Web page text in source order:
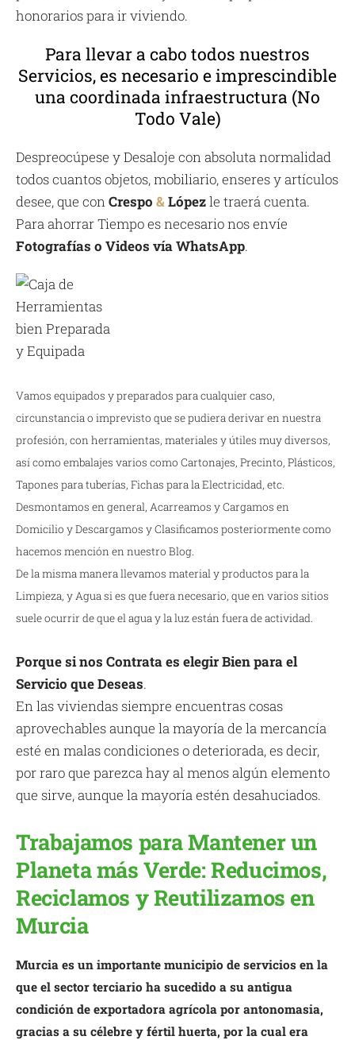
honorarios para ir viviendo.
Para llevar a cabo todos nuestros
Servicios, es necesario e imprescindible
una coordinada infraestructura (No
Todo Vale)
Despreocúpese y Desaloje con absoluta normalidad
todos cuantos objetos, mobiliario, enseres y artículos
desee, que conCrespo &Lópezle traerá cuenta.
Para ahorrar Tiempo es necesario nos envíe
Fotografías o Videos vía WhatsApp.
Vamos equipados y preparados para cualquier caso,
circunstancia o imprevisto que se pudiera derivar en nuestra
profesión, con herramientas, materiales y útiles muy diversos,
así como embalajes varios como Cartonajes, Precinto, Plásticos,
Tapones para tuberías, Fichas para la Electricidad, etc.
Desmontamos en general, Acarreamos y Cargamos en
Domicilio y Descargamos y Clasificamos posteriormente como
hacemos mención en nuestro Blog.
De la misma manera llevamos material y productos para la
Limpieza, y Agua si es que fuera necesario, que en varios sitios
suele ocurrir de que el agua y la luz están fuera de actividad.
Porque si nos Contrata es elegir Bien para el
Servicio que Deseas.
En las viviendas siempre encuentras cosas
aprovechables aunque la mayoría de la mercancía
esté en malas condiciones o deteriorada, es decir,
por raro que parezca hay al menos algún elemento
que sirve, aunque la mayoría estén desahuciados.
Trabajamos para Mantener un
Planeta más Verde: Reducimos,
Reciclamos y Reutilizamos en
Murcia
Murcia es un importante municipio de servicios en la
que el sector terciario ha sucedido a su antigua
condición de exportadora agrícola por antonomasia,
gracias a su célebre y fértil huerta, por la cual era